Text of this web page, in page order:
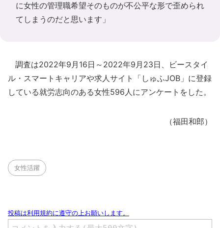
に女性の管理職希望そのものが不公平な形で歪められ
てしまうのだと思います」
調査は2022年9月16日～2022年9月23日、ビースタイ
ル・スマートキャリアや求人サイト「しゅふJOB」に登録
している就労志向のある女性596人にアンケートをした。
（福田和郎）
女性活躍